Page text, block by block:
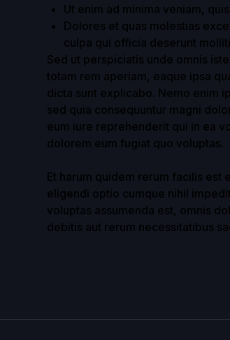
Ut enim ad minima veniam,
Dolores et quas molestias
culpa qui officia deserunt
Sed ut perspiciatis unde omnis
totam rem aperiam, eaque ipsa
dicta sunt explicabo. Nemo enim
sed quia consequuntur magni
eum iure reprehenderit qui in ea
dolorem eum fugiat quo voluptas.
Et harum quidem rerum facilis
eligendi optio cumque nihil
voluptas assumenda est, omnis
debitis aut rerum necessitatibus